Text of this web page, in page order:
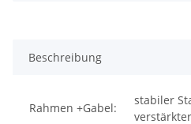
Beschreibung
Rahmen +Gabel:
stabiler